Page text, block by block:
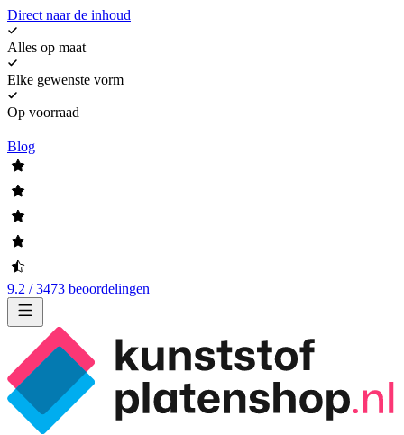
Direct naar de inhoud
Alles op maat
Elke gewenste vorm
Op voorraad
Blog
9.2 / 3473 beoordelingen